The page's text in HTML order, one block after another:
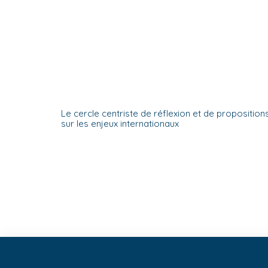
Le cercle centriste de réflexion et de
sur les enjeux internationaux